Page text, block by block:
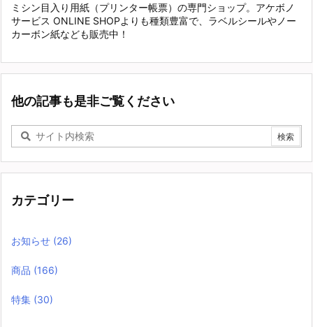
ミシン目入り用紙（プリンター帳票）の専門ショップ。アケボノ
サービス ONLINE SHOPよりも種類豊富で、ラベルシールやノー
カーボン紙なども販売中！
他の記事も是非ご覧ください
カテゴリー
お知らせ (26)
商品 (166)
特集 (30)